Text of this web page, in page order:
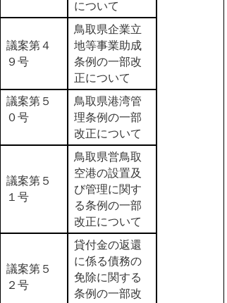
について
議案第４
９号
鳥取県企業立
地等事業助成
条例の一部改
正について
議案第５
０号
鳥取県港湾管
理条例の一部
改正について
議案第５
１号
鳥取県営鳥取
空港の設置及
び管理に関す
る条例の一部
改正について
議案第５
２号
貸付金の返還
に係る債務の
免除に関する
条例の一部改